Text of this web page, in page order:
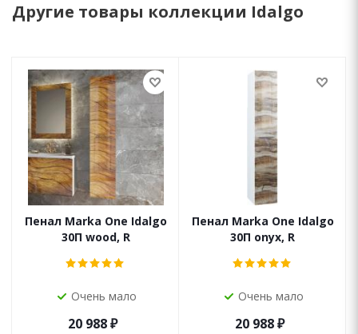
Другие товары коллекции Idalgo
Пенал Marka One Idalgo
30П wood, R
Очень мало
20 988₽
Пенал Marka One Idalgo
30П onyx, R
Очень мало
20 988₽